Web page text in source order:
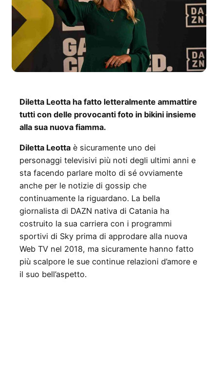
Diletta Leotta ha fatto letteralmente ammattire
tutti con delle provocanti foto in bikini insieme
alla sua nuova fiamma.
Diletta Leotta è sicuramente uno dei
personaggi televisivi più noti degli ultimi anni e
sta facendo parlare molto di sé ovviamente
anche per le notizie di gossip che
continuamente la riguardano. La bella
giornalista di DAZN nativa di Catania ha
costruito la sua carriera con i programmi
sportivi di Sky prima di approdare alla nuova
Web TV nel 2018, ma sicuramente hanno fatto
più scalpore le sue continue relazioni d’amore e
il suo bell’aspetto.